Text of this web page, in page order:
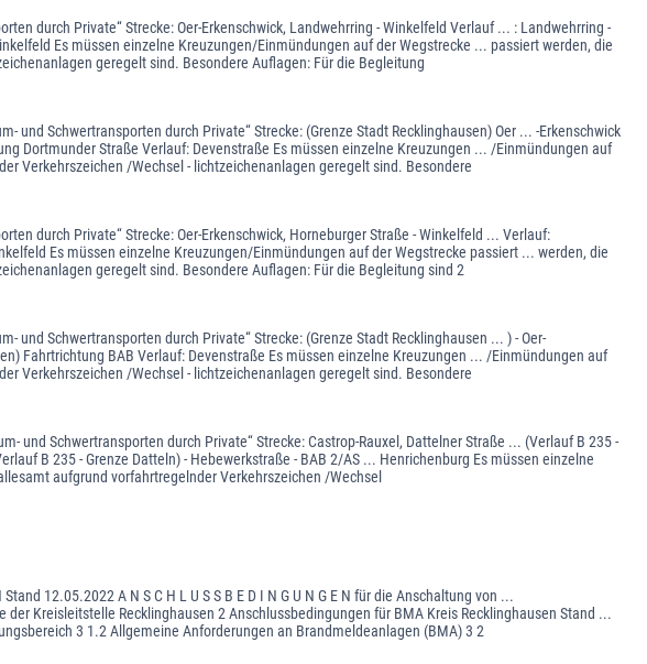
durch Private“ Strecke: Oer-Erkenschwick, Landwehrring - Winkelfeld Verlauf ... : Landwehrring -
Es müssen einzelne Kreuzungen/Einmündungen auf der Wegstrecke ... passiert werden, die
geregelt sind. Besondere Auflagen: Für die Begleitung
und Schwertransporten durch Private“ Strecke: (Grenze Stadt Recklinghausen) Oer ... -Erkenschwick
Dortmunder Straße Verlauf: Devenstraße Es müssen einzelne Kreuzungen ... /Einmündungen auf
Verkehrszeichen /Wechsel - lichtzeichenanlagen geregelt sind. Besondere
durch Private“ Strecke: Oer-Erkenschwick, Horneburger Straße - Winkelfeld ... Verlauf:
Es müssen einzelne Kreuzungen/Einmündungen auf der Wegstrecke passiert ... werden, die
geregelt sind. Besondere Auflagen: Für die Begleitung sind 2
und Schwertransporten durch Private“ Strecke: (Grenze Stadt Recklinghausen ... ) - Oer-
Fahrtrichtung BAB Verlauf: Devenstraße Es müssen einzelne Kreuzungen ... /Einmündungen auf
Verkehrszeichen /Wechsel - lichtzeichenanlagen geregelt sind. Besondere
und Schwertransporten durch Private“ Strecke: Castrop-Rauxel, Dattelner Straße ... (Verlauf B 235 -
B 235 - Grenze Datteln) - Hebewerkstraße - BAB 2/AS ... Henrichenburg Es müssen einzelne
aufgrund vorfahrtregelnder Verkehrszeichen /Wechsel
12.05.2022 A N S C H L U S S B E D I N G U N G E N für die Anschaltung von ...
Kreisleitstelle Recklinghausen 2 Anschlussbedingungen für BMA Kreis Recklinghausen Stand ...
3 1.2 Allgemeine Anforderungen an Brandmeldeanlagen (BMA) 3 2